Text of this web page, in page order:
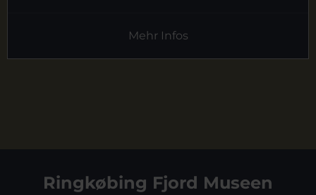
Mehr Infos
Ringkøbing Fjord Museen